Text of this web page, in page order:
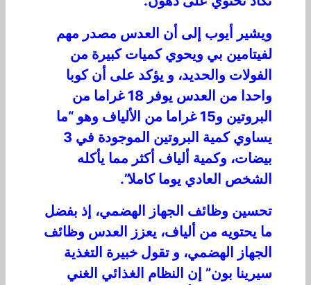
ويشير أيوب إلى أن العدس مصدر مهم
لفيتامين بي ويحوي كميات كبيرة من
الفولات والحديد، و يؤكد على أن كوبا
واحدا من العدس يوفر 18 غراما من
البروتين و15 غراما من الألياف وهو “ما
يساوي كمية البروتين الموجودة في 3
بيضات، وكمية ألياف أكثر مما يأكله
الشخص العادي يوما كاملا”.
تحسين وظائف الجهاز الهضمي، إذ بفضل
ما يحتويه من ألياف، يعزز العدس وظائف
الجهاز الهضمي، و تقول خبيرة التغذية
سيرينا بون” إن النظام الغذائي الغني